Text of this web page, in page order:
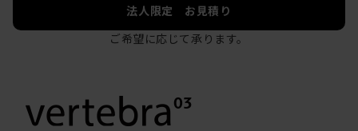
法人限定 お見積り
ご希望に応じて承ります。